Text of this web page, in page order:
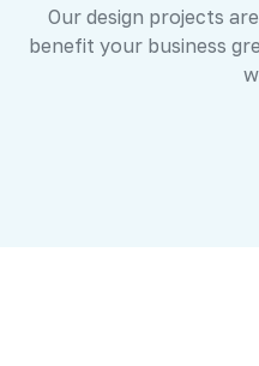
Our design projects
benefit your business